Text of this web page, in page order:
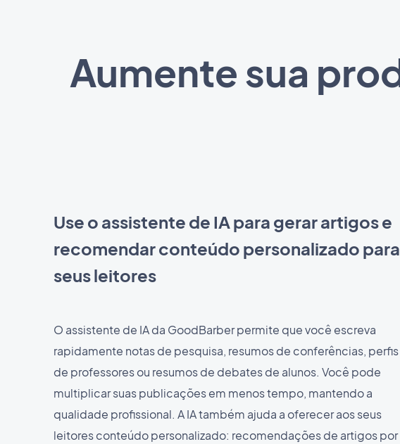
Aumente sua
Use o assistente de IA para gerar artigos e
recomendar conteúdo personalizado para
seus leitores
O assistente de IA da GoodBarber permite que você escreva
rapidamente notas de pesquisa, resumos de conferências, perfis
de professores ou resumos de debates de alunos. Você pode
multiplicar suas publicações em menos tempo, mantendo a
qualidade profissional. A IA também ajuda a oferecer aos seus
leitores conteúdo personalizado: recomendações de artigos por